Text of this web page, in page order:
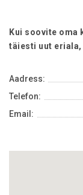
Kui soovite
täiesti uut eriala,
Aadress:
Telefon:
Email: